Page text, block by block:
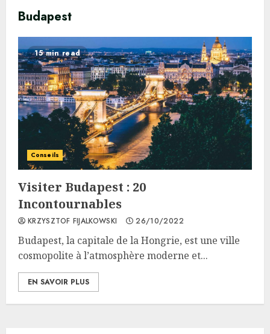
Budapest
15 min read
Conseils
Visiter Budapest : 20
Incontournables
KRZYSZTOF FIJALKOWSKI 26/10/2022
Budapest, la capitale de la Hongrie, est une ville
cosmopolite à l’atmosphère moderne et...
EN SAVOIR PLUS